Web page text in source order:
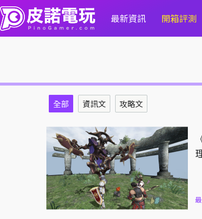
最新資訊 開箱評測
全部 資訊文 攻略文